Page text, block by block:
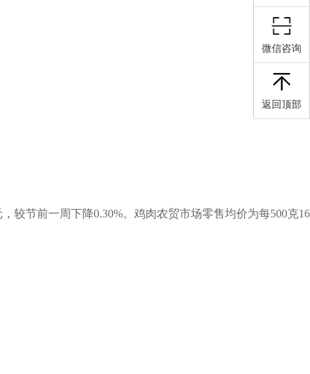
节前一周下降0.30%。鸡肉农贸市场零售均价为每500克
微信咨询
返回顶部